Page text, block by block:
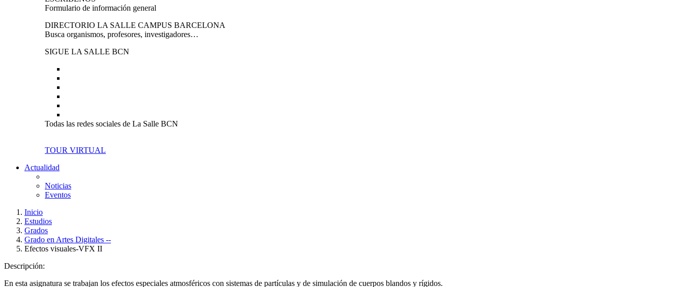
Formulario de información general
DIRECTORIO LA SALLE CAMPUS BARCELONA
Busca organismos, profesores, investigadores…
SIGUE LA SALLE BCN
Todas las redes sociales de La Salle BCN
TOUR VIRTUAL
Actualidad
Noticias
Eventos
Inicio
Estudios
Grados
Grado en Artes Digitales --
Efectos visuales-VFX II
Descripción:
En esta asignatura se trabajan los efectos especiales atmosféricos con sistemas de partículas y de simulación de cuerpos blandos y rígidos.